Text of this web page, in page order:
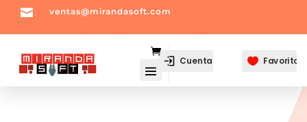
 ventas@mirandasoft.com
Cuenta  Favoritos